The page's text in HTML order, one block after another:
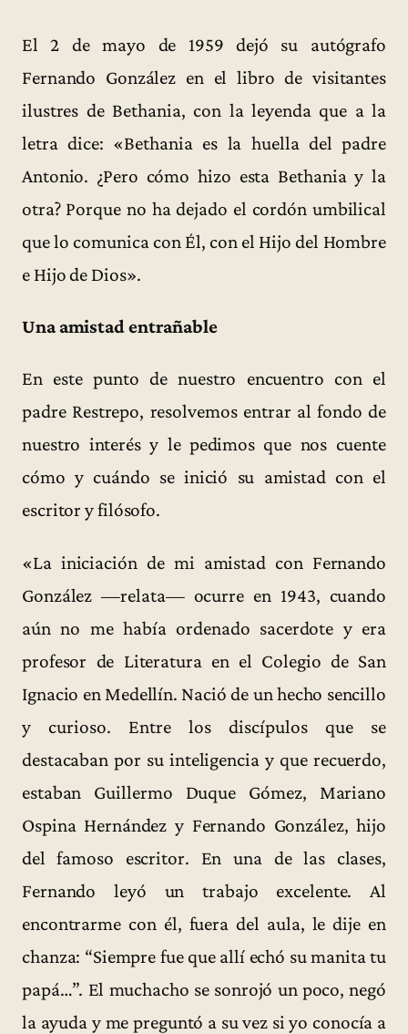
El 2 de mayo de 1959 dejó su autógrafo
Fernando González en el libro de visitantes
ilustres de Bethania, con la leyenda que a la
letra dice: «Bethania es la huella del padre
Antonio. ¿Pero cómo hizo esta Bethania y la
otra? Porque no ha dejado el cordón umbilical
que lo comunica con Él, con el Hijo del Hombre
e Hijo de Dios».
Una amistad entrañable
En este punto de nuestro encuentro con el
padre Restrepo, resolvemos entrar al fondo de
nuestro interés y le pedimos que nos cuente
cómo y cuándo se inició su amistad con el
escritor y filósofo.
«La iniciación de mi amistad con Fernando
González —relata— ocurre en 1943, cuando
aún no me había ordenado sacerdote y era
profesor de Literatura en el Colegio de San
Ignacio en Medellín. Nació de un hecho sencillo
y curioso. Entre los discípulos que se
destacaban por su inteligencia y que recuerdo,
estaban Guillermo Duque Gómez, Mariano
Ospina Hernández y Fernando González, hijo
del famoso escritor. En una de las clases,
Fernando leyó un trabajo excelente. Al
encontrarme con él, fuera del aula, le dije en
chanza: “Siempre fue que allí echó su manita tu
papá…”. El muchacho se sonrojó un poco, negó
la ayuda y me preguntó a su vez si yo conocía a